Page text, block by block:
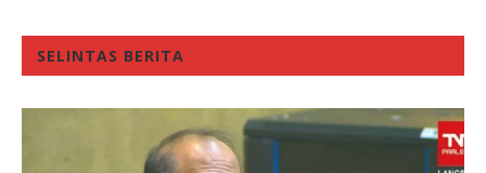
SELINTAS BERITA